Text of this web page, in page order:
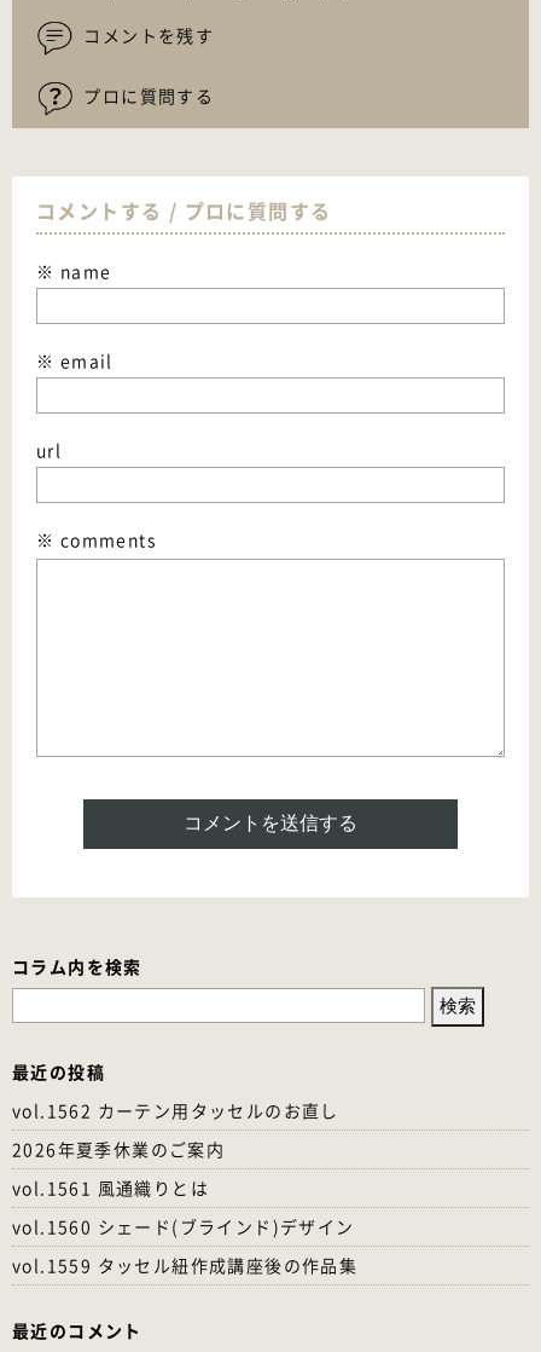
コメントを残す
プロに質問する
コメントする / プロに質問する
※ name
※ email
url
※ comments
コラム内を検索
検
最近の投稿
vol.1562 カーテン用タッセルのお直し
2026年夏季休業のご案内
vol.1561 風通織りとは
vol.1560 シェード(ブラインド)デザイン
vol.1559 タッセル紐作成講座後の作品集
最近のコメント